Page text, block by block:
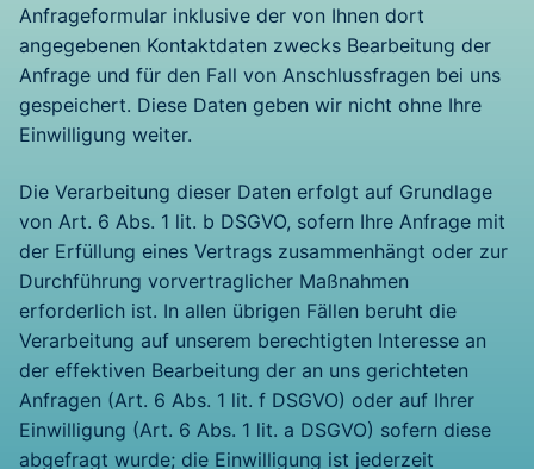
Anfrageformular inklusive der von Ihnen dort
angegebenen Kontaktdaten zwecks Bearbeitung der
Anfrage und für den Fall von Anschlussfragen bei uns
gespeichert. Diese Daten geben wir nicht ohne Ihre
Einwilligung weiter.
Die Verarbeitung dieser Daten erfolgt auf Grundlage
von Art. 6 Abs. 1 lit. b DSGVO, sofern Ihre Anfrage mit
der Erfüllung eines Vertrags zusammenhängt oder zur
Durchführung vorvertraglicher Maßnahmen
erforderlich ist. In allen übrigen Fällen beruht die
Verarbeitung auf unserem berechtigten Interesse an
der effektiven Bearbeitung der an uns gerichteten
Anfragen (Art. 6 Abs. 1 lit. f DSGVO) oder auf Ihrer
Einwilligung (Art. 6 Abs. 1 lit. a DSGVO) sofern diese
abgefragt wurde; die Einwilligung ist jederzeit